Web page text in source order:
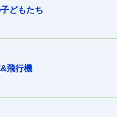
どもたち
飛行機